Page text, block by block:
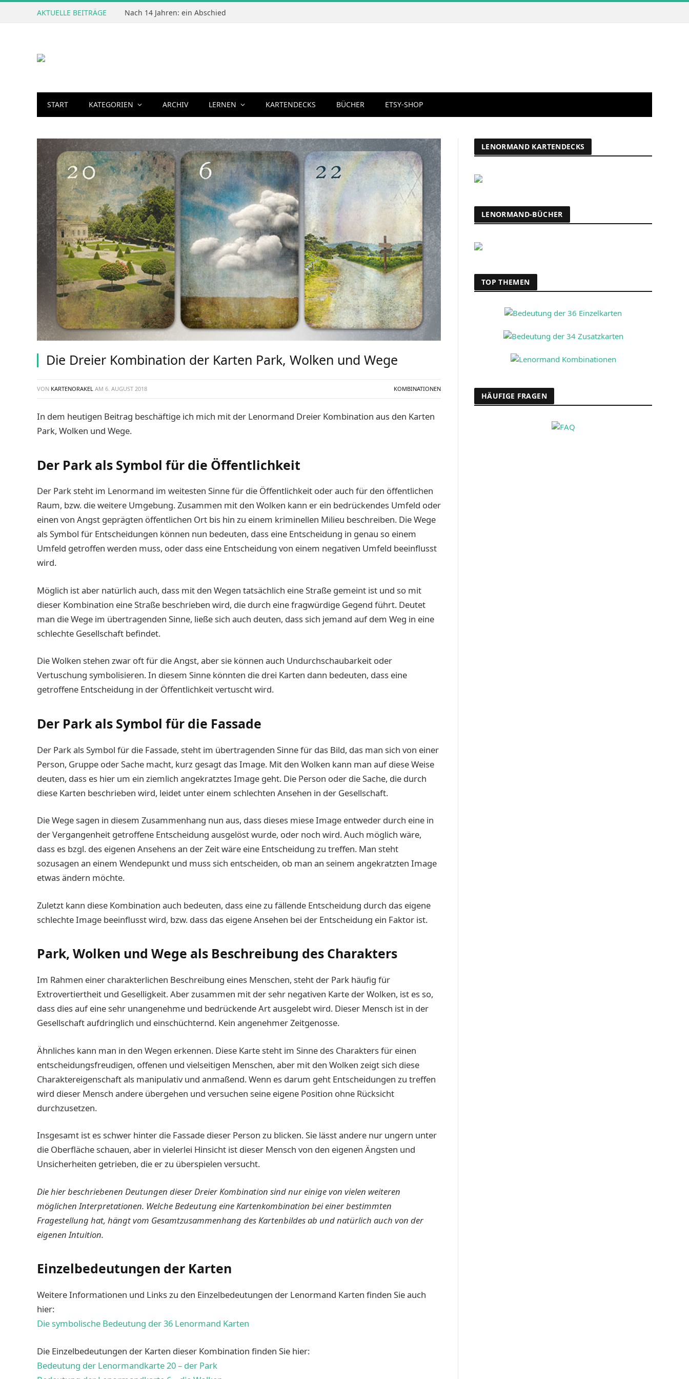
AKTUELLE BEITRÄGE Nach 14 Jahren: ein Abschied
START KATEGORIEN ARCHIV LERNEN KARTENDECKS BÜCHER ETSY-SHOP
Die Dreier Kombination der Karten Park, Wolken und Wege
VON KARTENORAKEL AM 6. AUGUST 2018 KOMBINATIONEN
In dem heutigen Beitrag beschäftige ich mich mit der Lenormand Dreier Kombination aus den Karten
Park, Wolken und Wege.
Der Park als Symbol für die Öffentlichkeit
Der Park steht im Lenormand im weitesten Sinne für die Öffentlichkeit oder auch für den öffentlichen
Raum, bzw. die weitere Umgebung. Zusammen mit den Wolken kann er ein bedrückendes Umfeld oder
einen von Angst geprägten öffentlichen Ort bis hin zu einem kriminellen Milieu beschreiben. Die Wege
als Symbol für Entscheidungen können nun bedeuten, dass eine Entscheidung in genau so einem
Umfeld getroffen werden muss, oder dass eine Entscheidung von einem negativen Umfeld beeinflusst
wird.
Möglich ist aber natürlich auch, dass mit den Wegen tatsächlich eine Straße gemeint ist und so mit
dieser Kombination eine Straße beschrieben wird, die durch eine fragwürdige Gegend führt. Deutet
man die Wege im übertragenden Sinne, ließe sich auch deuten, dass sich jemand auf dem Weg in eine
schlechte Gesellschaft befindet.
Die Wolken stehen zwar oft für die Angst, aber sie können auch Undurchschaubarkeit oder
Vertuschung symbolisieren. In diesem Sinne könnten die drei Karten dann bedeuten, dass eine
getroffene Entscheidung in der Öffentlichkeit vertuscht wird.
Der Park als Symbol für die Fassade
Der Park als Symbol für die Fassade, steht im übertragenden Sinne für das Bild, das man sich von einer
Person, Gruppe oder Sache macht, kurz gesagt das Image. Mit den Wolken kann man auf diese Weise
deuten, dass es hier um ein ziemlich angekratztes Image geht. Die Person oder die Sache, die durch
diese Karten beschrieben wird, leidet unter einem schlechten Ansehen in der Gesellschaft.
Die Wege sagen in diesem Zusammenhang nun aus, dass dieses miese Image entweder durch eine in
der Vergangenheit getroffene Entscheidung ausgelöst wurde, oder noch wird. Auch möglich wäre,
dass es bzgl. des eigenen Ansehens an der Zeit wäre eine Entscheidung zu treffen. Man steht
sozusagen an einem Wendepunkt und muss sich entscheiden, ob man an seinem angekratzten Image
etwas ändern möchte.
Zuletzt kann diese Kombination auch bedeuten, dass eine zu fällende Entscheidung durch das eigene
schlechte Image beeinflusst wird, bzw. dass das eigene Ansehen bei der Entscheidung ein Faktor ist.
Park, Wolken und Wege als Beschreibung des Charakters
Im Rahmen einer charakterlichen Beschreibung eines Menschen, steht der Park häufig für
Extrovertiertheit und Geselligkeit. Aber zusammen mit der sehr negativen Karte der Wolken, ist es so,
dass dies auf eine sehr unangenehme und bedrückende Art ausgelebt wird. Dieser Mensch ist in der
Gesellschaft aufdringlich und einschüchternd. Kein angenehmer Zeitgenosse.
Ähnliches kann man in den Wegen erkennen. Diese Karte steht im Sinne des Charakters für einen
entscheidungsfreudigen, offenen und vielseitigen Menschen, aber mit den Wolken zeigt sich diese
Charaktereigenschaft als manipulativ und anmaßend. Wenn es darum geht Entscheidungen zu treffen
wird dieser Mensch andere übergehen und versuchen seine eigene Position ohne Rücksicht
durchzusetzen.
Insgesamt ist es schwer hinter die Fassade dieser Person zu blicken. Sie lässt andere nur ungern unter
die Oberfläche schauen, aber in vielerlei Hinsicht ist dieser Mensch von den eigenen Ängsten und
Unsicherheiten getrieben, die er zu überspielen versucht.
Die hier beschriebenen Deutungen dieser Dreier Kombination sind nur einige von vielen weiteren
möglichen Interpretationen. Welche Bedeutung eine Kartenkombination bei einer bestimmten
Fragestellung hat, hängt vom Gesamtzusammenhang des Kartenbildes ab und natürlich auch von der
eigenen Intuition.
Einzelbedeutungen der Karten
Weitere Informationen und Links zu den Einzelbedeutungen der Lenormand Karten finden Sie auch
hier:
Die symbolische Bedeutung der 36 Lenormand Karten
Die Einzelbedeutungen der Karten dieser Kombination finden Sie hier:
Bedeutung der Lenormandkarte 20 – der Park
LENORMAND KARTENDECKS
LENORMAND-BÜCHER
TOP THEMEN
HÄUFIGE FRAGEN